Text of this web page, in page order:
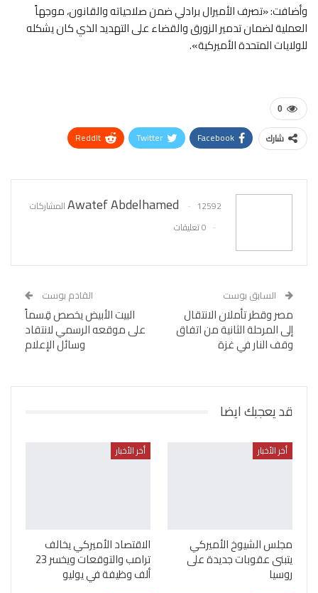
وأضافت: «تصرف الأميرال برادلي ضمن صلاحياته والقانون، موجهاً
العملية لضمان تدمير الزورق والقضاء على التهديد الذي كان يشكله
للولايات المتحدة الأميركية».
0
شارك Facebook
Twitter
ReddIt
Awatef Abdelhamed
12592 المشاركات
0 تعليقات
السابق بوست
مصر وقطر تأملان الانتقال
إلى المرحلة الثانية من اتفاق
وقف النار في غزة
القادم بوست
البيت الأبيض يخصص قِسماً
على موقعه الرسمي لانتقاد
وسائل الإعلام
قد يعجبك ايضا
أخر الأخبار
مجلس الشيوخ الأميركي
يتبنى عقوبات جديدة على
روسيا
أخر الأخبار
الاقتصاد الأميركي يخالف
ترامب والتوقعات ويخسر 23
ألف وظيفة في يوليو